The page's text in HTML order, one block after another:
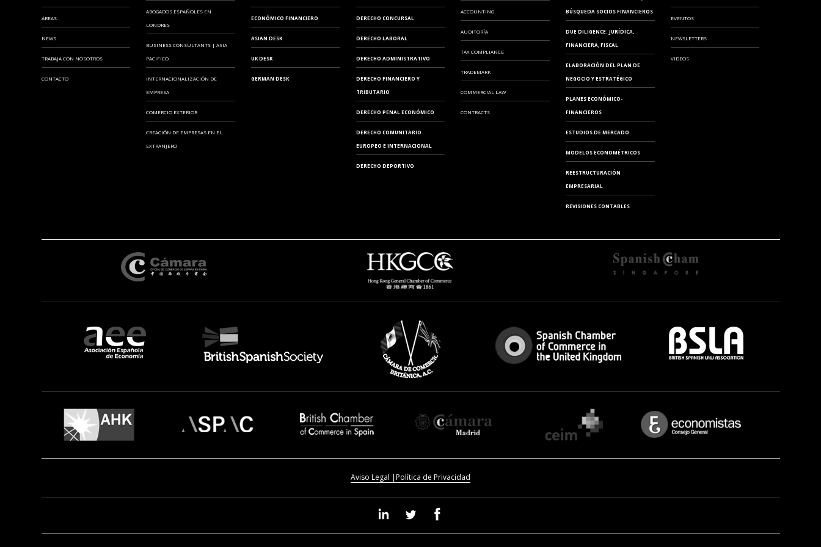
ÁREAS
NEWS
TRABAJA CON NOSOTROS
CONTACTO
ABOGADOS ESPAÑOLES EN
LONDRES
BUSINESS CONSULTANTS | ASIA
PACIFICO
INTERNACIONALIZACIÓN DE
EMPRESA
COMERCIO EXTERIOR
CREACIÓN DE EMPRESAS EN EL
EXTRANJERO
ECONÓMICO FINANCIERO
ASIAN DESK
UK DESK
GERMAN DESK
DERECHO CONCURSAL
DERECHO LABORAL
DERECHO ADMINISTRATIVO
DERECHO FINANCIERO Y
TRIBUTARIO
DERECHO PENAL ECONÓMICO
DERECHO COMUNITARIO
EUROPEO E INTERNACIONAL
DERECHO DEPORTIVO
ACCOUNTING
AUDITORÍA
TAX COMPLIANCE
TRADEMARK
COMMERCIAL LAW
CONTRACTS
BÚSQUEDA SOCIOS FINANCIEROS
DUE DILIGENCE: JURÍDICA,
FINANCIERA, FISCAL
ELABORACIÓN DEL PLAN DE
NEGOCIO Y ESTRATÉGICO
PLANES ECONÓMICO-
FINANCIEROS
ESTUDIOS DE MERCADO
MODELOS ECONOMÉTRICOS
REESTRUCTURACIÓN
EMPRESARIAL
REVISIONES CONTABLES
EVENTOS
NEWSLETTERS
VIDEOS
Aviso Legal |Política de Privacidad